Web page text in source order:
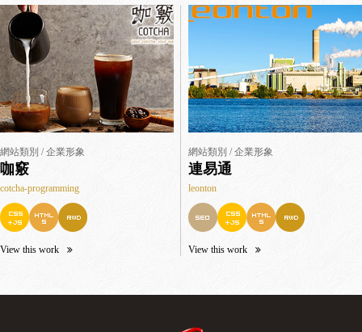
網站類別 / 企業形象
咖竅
cotcha-programming
View this work
網站類別 / 企業形象
連易通
leonton
View this work